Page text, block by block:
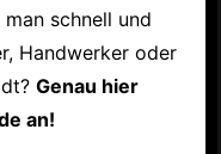
schnell und
Handwerker oder
Genau hier
an!